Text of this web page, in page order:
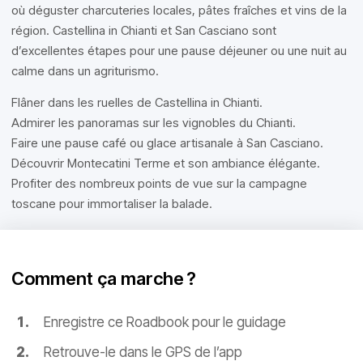
où déguster charcuteries locales, pâtes fraîches et vins de la
région. Castellina in Chianti et San Casciano sont
d’excellentes étapes pour une pause déjeuner ou une nuit au
calme dans un agriturismo.
Flâner dans les ruelles de Castellina in Chianti.
Admirer les panoramas sur les vignobles du Chianti.
Faire une pause café ou glace artisanale à San Casciano.
Découvrir Montecatini Terme et son ambiance élégante.
Profiter des nombreux points de vue sur la campagne
toscane pour immortaliser la balade.
Comment ça marche ?
Enregistre ce Roadbook pour le guidage
Retrouve-le dans le GPS de l’app